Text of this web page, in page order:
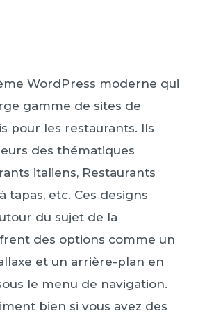
WordPress moderne qui
gamme de sites de
pour les restaurants. Ils
des thématiques
italiens, Restaurants
tapas, etc. Ces designs
du sujet de la
des options comme un
et un arrière-plan en
le menu de navigation.
bien si vous avez des